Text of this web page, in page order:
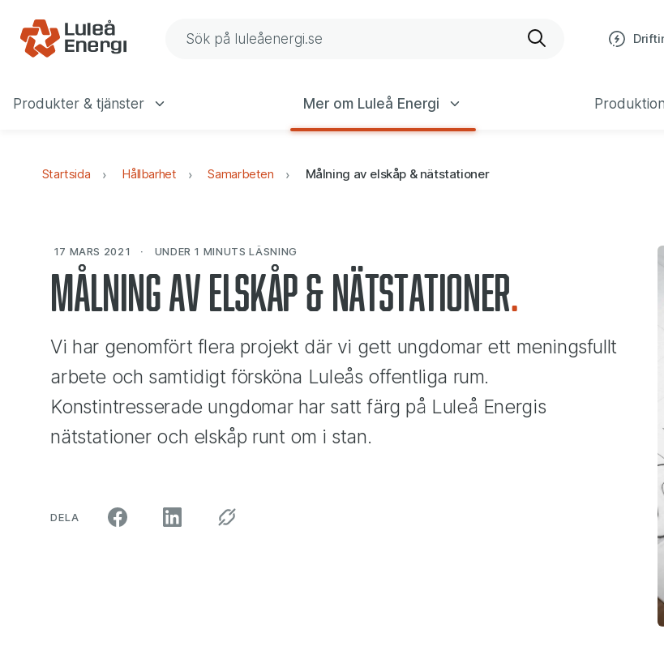
Gå till navigering
Gå till innehåll Sök på Luleå Energis webbplats
Huvudmeny
Produkter & tjänster Mer om Luleå Energi
Startsida Hållbarhet Samarbeten Målning av elskåp & nätstationer
17 MARS 2021 UNDER 1 MINUTS LÄSNING
Målning av elskåp & nätstationer
Vi har genomfört flera projekt där vi gett ungdomar ett meningsfullt
arbete och samtidigt försköna Luleås offentliga rum.
Konstintresserade ungdomar har satt färg på Luleå Energis
nätstationer och elskåp runt om i stan.
DELA ARTIKELN PÅ SOCIALA MEDIER"